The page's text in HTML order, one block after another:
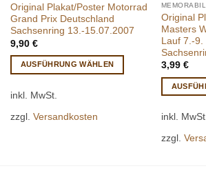
Original Plakat/Poster Motorrad
Grand Prix Deutschland
Sachsenring 13.-15.07.2007
9,90 €
AUSFÜHRUNG WÄHLEN
Produkt
mehrere
inkl. MwSt.
zzgl. Versandkosten
Original
Masters
Lauf 7.-9.
3,99 €
Produkt
mehrere
inkl. MwSt.
zzgl.